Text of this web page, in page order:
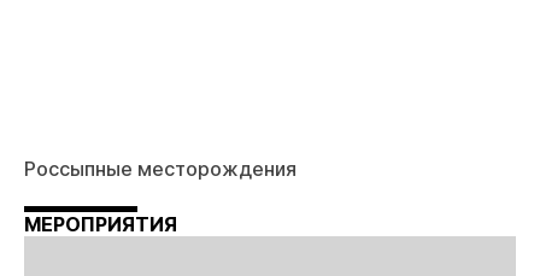
Россыпные месторождения
МЕРОПРИЯТИЯ